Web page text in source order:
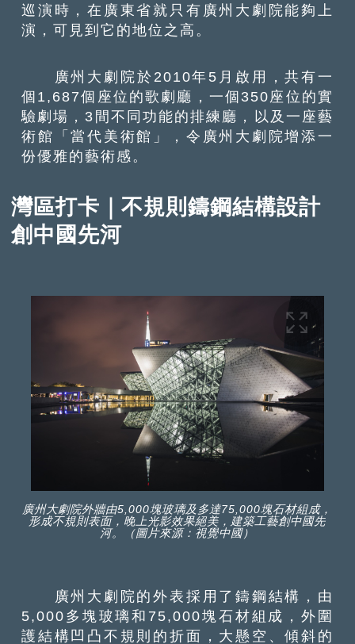
巡演時，在廣東省就只有廣州大劇院能夠上
演，可見到它的地位之高。
廣州大劇院於2010年5月啟用，共有一
個1,687個座位的歌劇廳，一個350座位的實
驗劇場，3間不同功能的排練廳，以及一座藝
術館「當代美術館」，令廣州大劇院增添一
份優雅的藝術感。
灣區打卡｜不規則鑄鋼結構設計
創中國先河
廣州大劇院外牆由5,000塊玻璃及多達75,000塊石材組成，
形成不規則表面，晚上光影效果絕美，建築工藝創中國先
河。（圖片來源：視覺中國）
廣州大劇院的外表採用了鑄鋼結構，由
5,000多塊玻璃和75,000塊石材組成，外圍
護結構凹凸不規則的折面，大懸空、傾斜的